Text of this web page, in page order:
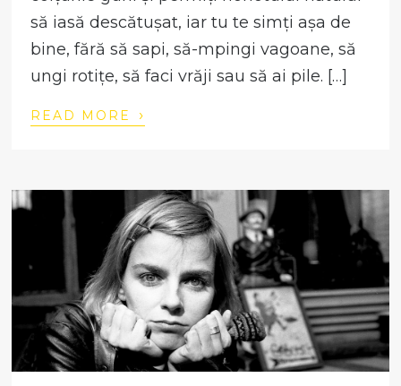
să iasă descătușat, iar tu te simți așa de
bine, fără să sapi, să-mpingi vagoane, să
ungi rotițe, să faci vrăji sau să ai pile. […]
READ MORE ›